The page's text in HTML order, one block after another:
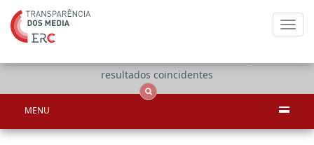
resultados coincidentes
MENU